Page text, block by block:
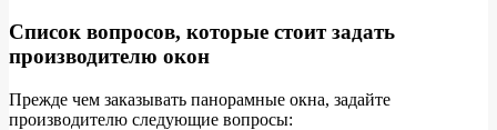
Список вопросов, которые стоит задать
производителю окон
Прежде чем заказывать панорамные окна, задайте
производителю следующие вопросы: